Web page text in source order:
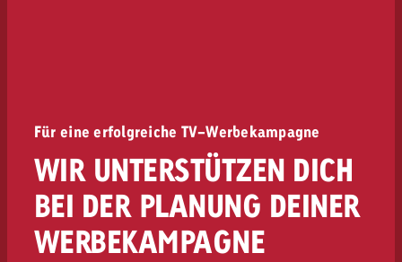
Für eine erfolgreiche TV-Werbekampagne
WIR UNTERSTÜTZEN DICH
BEI DER PLANUNG DEINER
WERBEKAMPAGNE